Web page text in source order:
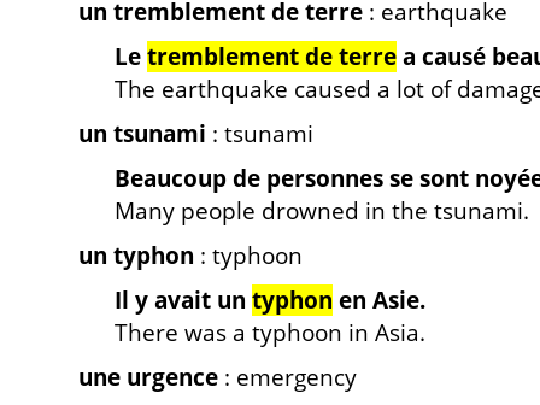
un tremblement de terre : earthquake
Letremblement de terrea causé
The earthquake caused a lot of
un tsunami : tsunami
Beaucoup de personnes se sont
Many people drowned in the tsunami.
un typhon : typhoon
Il y avait un typhon en Asie.
There was a typhoon in Asia.
une urgence : emergency